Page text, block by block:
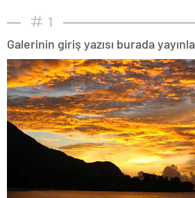
1
Galerinin giriş yazısı burada